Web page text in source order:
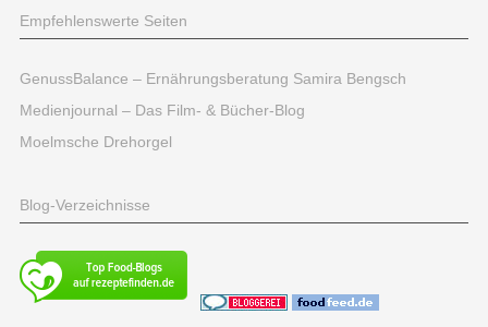
Empfehlenswerte Seiten
GenussBalance – Ernährungsberatung Samira Bengsch
Medienjournal – Das Film- & Bücher-Blog
Moelmsche Drehorgel
Blog-Verzeichnisse